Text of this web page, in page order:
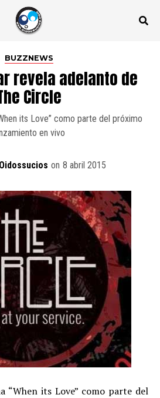
BUZZNEWS
revela adelanto de
Circle
its Love” como parte del próximo
en vivo
Oidossucios on 8 abril 2015
“When its Love” como parte del